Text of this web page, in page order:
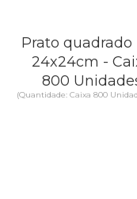
Prato quadrado
24x24cm -
800
(Quantidade: Caixa 800